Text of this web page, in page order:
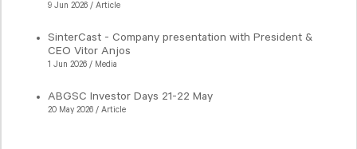
9 Jun 2026 / Article
SinterCast - Company presentation with President &
CEO Vitor Anjos
1 Jun 2026 / Media
ABGSC Investor Days 21-22 May
20 May 2026 / Article